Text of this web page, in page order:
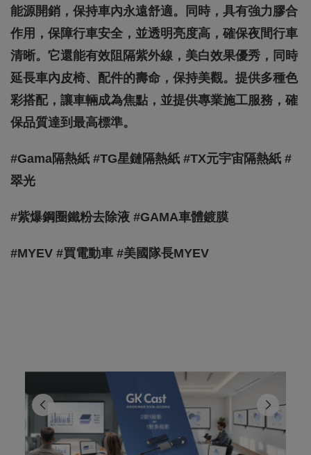
能源開銷，保持車內永遠舒適。同時，具有強力膠合
作用，保障行車安全，並透明亮度高，確保夜間行車
清晰。它還能有效阻隔紫外線，美白效果優秀，同時
延長車內皮椅、配件的壽命，保持美觀。提供多種色
彩搭配，讓車輛成為焦點，並提供專業施工服務，確
保品質達到最高標準。
#Gama隔熱紙 #TG星鏈隔熱紙 #TX元宇宙隔熱紙 #
翠光
#紫爆鋼圈鐵粉去除液 #GAMA車體鍍膜
#MYEV #買電動車 #美國隊長MYEV